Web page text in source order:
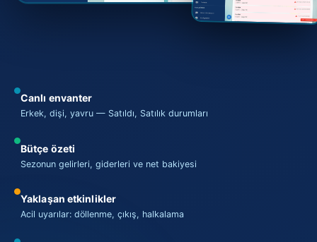
Canlı envanter
Erkek, dişi, yavru — Satıldı, Satılık durumları
Bütçe özeti
Sezonun gelirleri, giderleri ve net bakiyesi
Yaklaşan etkinlikler
Acil uyarılar: döllenme, çıkış, halkalama